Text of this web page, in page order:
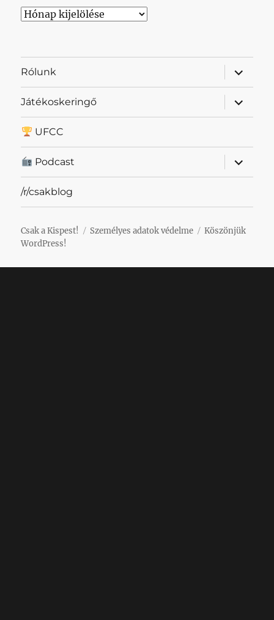
Archívum
Rólunk
almenü
Játékoskeringő
almenü
UFCC
Podcast
almenü
/r/csakblog
Csak a Kispest! Személyes adatok védelme
Köszönjük
WordPress!